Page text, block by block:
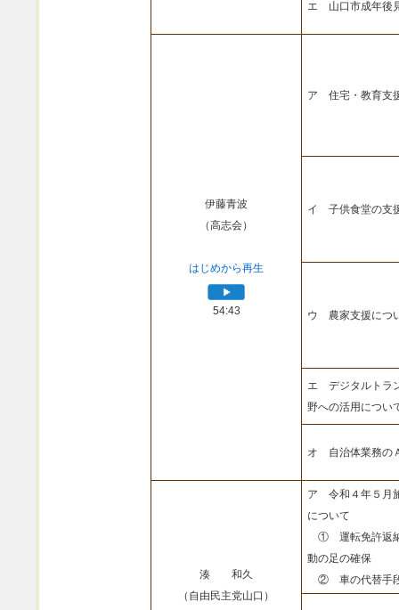
エ 山口市成年後
伊藤青波
（高志会）
はじめから再生
54:43
ア 住宅・教育支
イ 子供食堂の支
ウ 農家支援につ
エ デジタルトラ
野への活用につい
オ 自治体業務の
湊 和久
（自由民主党山口）
ア 令和４年５月
について
① 運転免許返納
動の足の確保
② 車の代替手段